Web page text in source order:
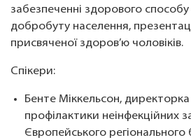
забезпеченні здорового
добробуту населення,
присвяченої здоров’ю чоловіків.
Спікери:
Бенте Міккельсон,
профілактики неінфекційних
Європейського